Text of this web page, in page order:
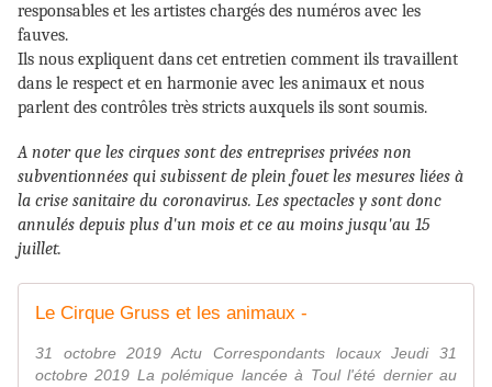
responsables et les artistes chargés des numéros avec les
fauves.
Ils nous expliquent dans cet entretien comment ils travaillent
dans le respect et en harmonie avec les animaux et nous
parlent des contrôles très stricts auxquels ils sont soumis.
A noter que les cirques sont des entreprises privées non
subventionnées qui subissent de plein fouet les mesures liées à
la crise sanitaire du coronavirus. Les spectacles y sont donc
annulés depuis plus d'un mois et ce au moins jusqu'au 15
juillet.
Le Cirque Gruss et les animaux -
31 octobre 2019 Actu Correspondants locaux Jeudi 31
octobre 2019 La polémique lancée à Toul l'été dernier au